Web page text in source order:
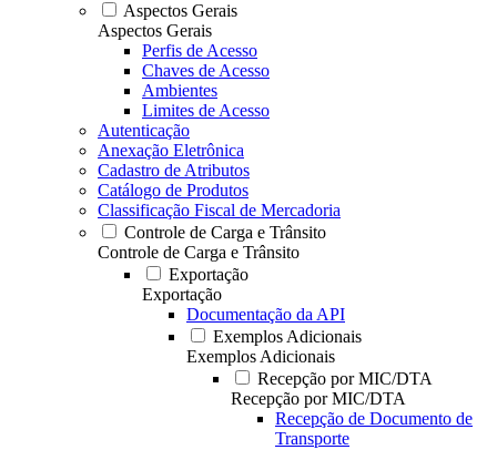
Aspectos Gerais
Aspectos Gerais
Perfis de Acesso
Chaves de Acesso
Ambientes
Limites de Acesso
Autenticação
Anexação Eletrônica
Cadastro de Atributos
Catálogo de Produtos
Classificação Fiscal de Mercadoria
Controle de Carga e Trânsito
Controle de Carga e Trânsito
Exportação
Exportação
Documentação da API
Exemplos Adicionais
Exemplos Adicionais
Recepção por MIC/DTA
Recepção por MIC/DTA
Recepção de Documento de
Transporte